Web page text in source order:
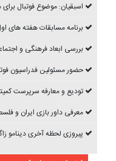
اسبقیان: موضوع فوتبال
برنامه مسابقات هفته های اول
بررسی ابعاد فرهنگی و
حضور مسئولین فدراسیون
تودیع و معارفه سرپرست
معرفی داور بازی ایران و
پیروزی لحظه آخری دینامو